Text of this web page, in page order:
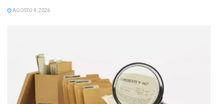
AGOSTO 4, 2026